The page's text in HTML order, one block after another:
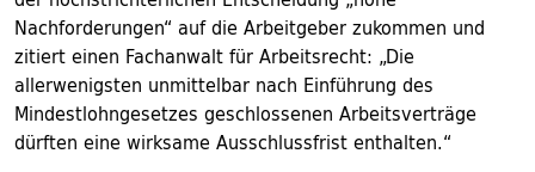
Nachforderungen“ auf die Arbeitgeber zukommen und
zitiert einen Fachanwalt für Arbeitsrecht: „Die
allerwenigsten unmittelbar nach Einführung des
Mindestlohngesetzes geschlossenen Arbeitsverträge
dürften eine wirksame Ausschlussfrist enthalten.“